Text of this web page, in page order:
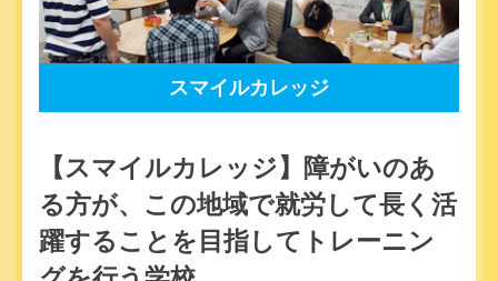
スマイルカレッジ
【スマイルカレッジ】障がいのあ
る方が、この地域で就労して長く活
躍することを目指してトレーニン